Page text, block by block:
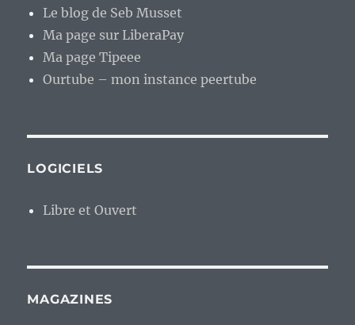
Le blog de Seb Musset
Ma page sur LiberaPay
Ma page Tipeee
Ourtube – mon instance peertube
LOGICIELS
Libre et Ouvert
MAGAZINES